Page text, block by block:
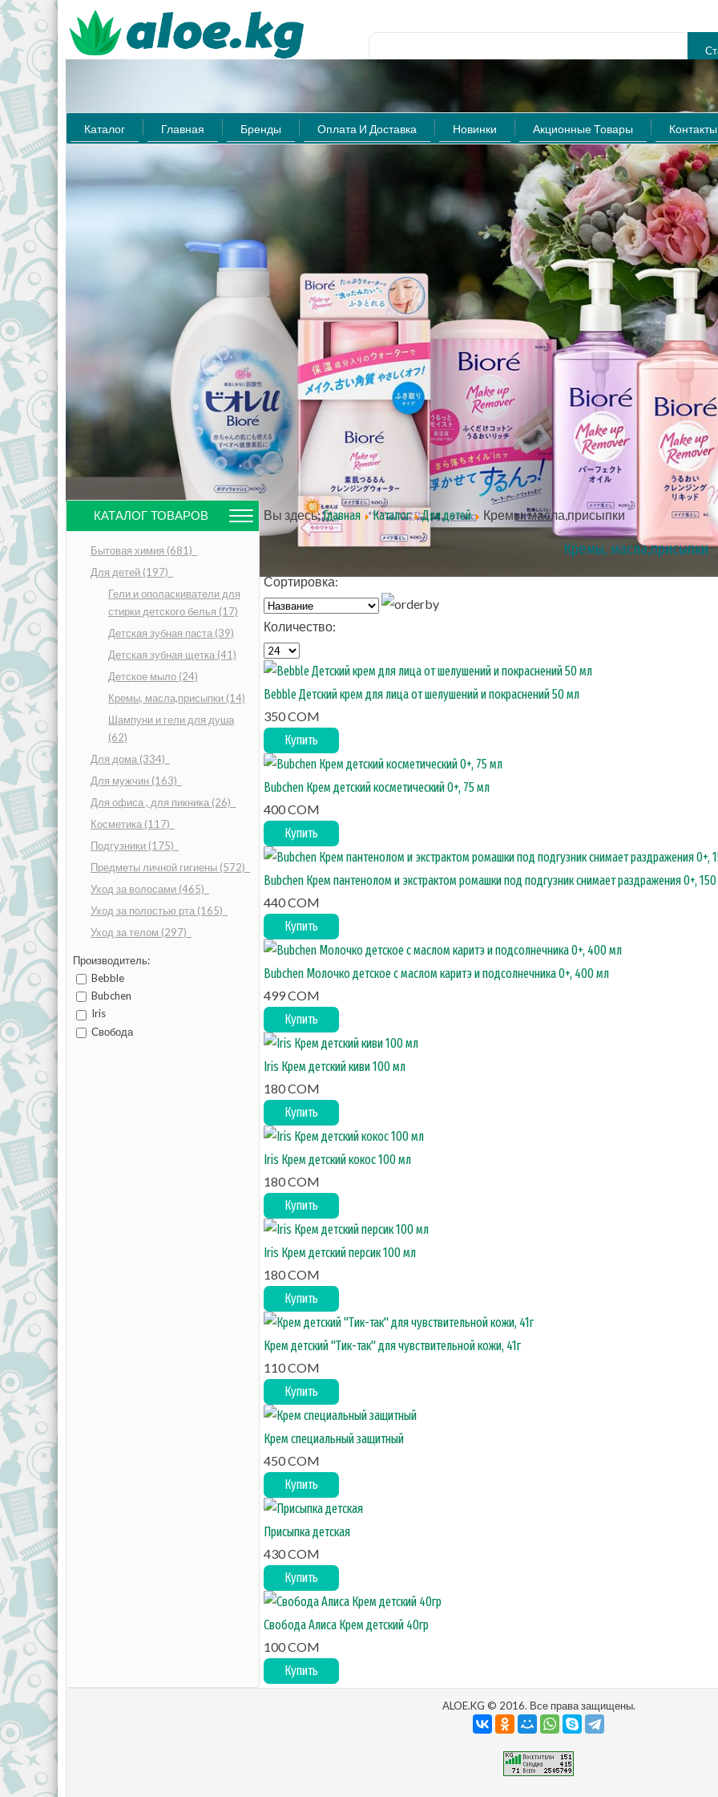
Расширенный поиск
Каталог Главная Бренды Оплата И Доставка Новинки Акционные Товары Контакты
КАТАЛОГ ТОВАРОВ
Бытовая химия (681)
Для детей (197)
Гели и ополаскиватели для
стирки детского белья (17)
Детская зубная паста (39)
Детская зубная щетка (41)
Детское мыло (24)
Кремы, масла,присыпки (14)
Шампуни и гели для душа
(62)
Для дома (334)
Для мужчин (163)
Для офиса , для пикника (26)
Косметика (117)
Подгузники (175)
Предметы личной гигиены (572)
Уход за волосами (465)
Уход за полостью рта (165)
Уход за телом (297)
Производитель:
Bebble
Bubchen
Iris
Свобода
Вы здесь:Главная Каталог Для детей Кремы, масла,присыпки
Кремы, масла,присыпки
Сортировка:
Количество:
Bebble Детский крем для лица от шелушений и покраснений 50 мл
350 COM
Купить
Bubchen Крем детский косметический 0+, 75 мл
400 COM
Купить
Bubchen Крем пантенолом и экстрактом ромашки под подгузник снимает раздражения 0+,
440 COM
Купить
Bubchen Молочко детское с маслом каритэ и подсолнечника 0+, 400 мл
499 COM
Купить
Iris Крем детский киви 100 мл
180 COM
Купить
Iris Крем детский кокос 100 мл
180 COM
Купить
Iris Крем детский персик 100 мл
180 COM
Купить
Крем детский "Тик-так" для чувствительной кожи, 41г
110 COM
Купить
Крем специальный защитный
450 COM
Купить
Присыпка детская
430 COM
Купить
Свобода Алиса Крем детский 40гр
100 COM
Купить
ALOE.KG © 2016. Все права защищены.